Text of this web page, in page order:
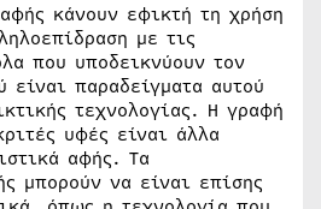
κάνουν εφικτή τη χρήση
με τις
που υποδεικνύουν τον
είναι παραδείγματα αυτού
τεχνολογίας. Η γραφή
υφές είναι άλλα
αφής. Τα
μπορούν να είναι επίσης